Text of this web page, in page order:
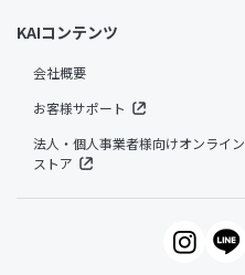
KAIコンテンツ
会社概要
お客様サポート
法人・個人事業者様向けオンライン
ストア